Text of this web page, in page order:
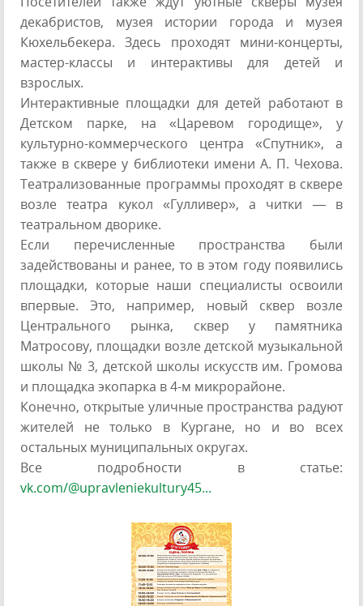
декабристов, музея истории города и музея
Кюхельбекера. Здесь проходят мини-концерты,
мастер-классы и интерактивы для детей и
взрослых.
Интерактивные площадки для детей работают в
Детском парке, на «Царевом городище», у
культурно-коммерческого центра «Спутник», а
также в сквере у библиотеки имени А. П. Чехова.
Театрализованные программы проходят в сквере
возле театра кукол «Гулливер», а читки — в
театральном дворике.
Если перечисленные пространства были
задействованы и ранее, то в этом году появились
площадки, которые наши специалисты освоили
впервые. Это, например, новый сквер возле
Центрального рынка, сквер у памятника
Матросову, площадки возле детской музыкальной
школы № 3, детской школы искусств им. Громова
и площадка экопарка в 4-м микрорайоне.
Конечно, открытые уличные пространства радуют
жителей не только в Кургане, но и во всех
остальных муниципальных округах.
Все подробности в статье:
vk.com/@upravleniekultury45...